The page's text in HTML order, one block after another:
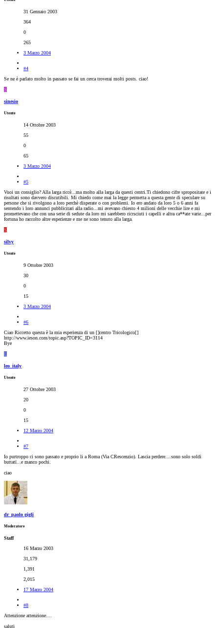
31 Gennaio 2003
364
0
265
3 Marzo 2004
#4
Se ne è parlato molto in passato se fai un cerca troverai molti posts. ciao!
S
sinesio
Utente
14 Ottobre 2003
55
0
65
3 Marzo 2004
#5
Vuoi un consiglio? Alla larga riccè...ma molto alla larga da questi centri.Ti chiedono cifre spropositate e i
risultati sono davvero discutibili. Mi chiedo come mai la legge permetta a questa gente di speculare su
persone che si rivolgono a loro perchè disperate o con problemi. Io ero andato da loro 5 o 6 anni fa
sentendo i loro annunci pubblicitari alla radio...mi avevano chiesto 4 milioni delle vecchie lire e mi
promettevano che con una serie di sedute da loro mi sarebbero ricrsciuti i capelli e altra ca**ate varie...per
fortuna ho raccolto altre esperienze e me ne sono tenuto alla larga.
S
silvy
Utente
9 Ottobre 2003
30
0
15
3 Marzo 2004
#6
Ciao Riccetto questa è la mia esperienza di un []centro Tricologico[]
http://www.ieson.com/topic.asp?TOPIC_ID=3114
Bye
L
leo_italy
Utente
27 Ottobre 2003
20
0
15
12 Marzo 2004
#7
Io purtroppo ci sono passato e proprio li a Roma (Via CRescenzio). Lascia perdere....sono solo soldi
buttati...e manco pochi.
ciao
dr_paolo gigli
Moderatore
Staff
16 Marzo 2003
31,179
1,391
2,015
17 Marzo 2004
#8
Attenzione attenzione....
saluti